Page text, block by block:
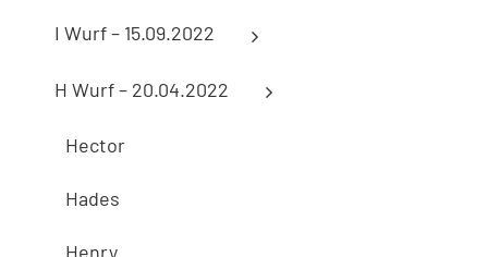
I Wurf – 15.09.2022
H Wurf – 20.04.2022
Hector
Hades
Henry